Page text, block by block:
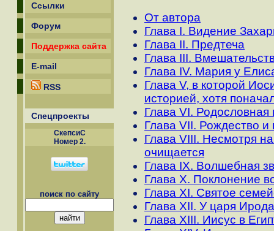
Ссылки
Форум
Поддержка сайта
E-mail
RSS
Спецпроекты
СкепсиС
Номер 2.
поиск по сайту
От автора
Глава I. Видение
Глава II. Предтеча
Глава III.
Глава IV. Мария у
Глава V, в которой
историей, хотя
Глава VI. Родословная
Глава VII. Рождество и
Глава VIII. Несмотря
очищается
Глава IX. Волшебная
Глава X. Поклонение
Глава XI. Святое
Глава XII. У царя
Глава XIII. Иисус в